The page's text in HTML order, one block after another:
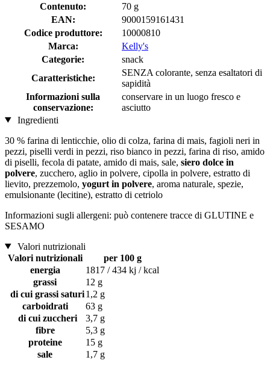
Contenuto:
70 g
EAN:
9000159161431
Codice produttore:
10000810
Marca:
Kelly's
Categorie:
snack
Caratteristiche:
SENZA colorante, senza esaltatori di
sapidità
Informazioni sulla
conservazione:
conservare in un luogo fresco e
asciutto
Ingredienti
30 % farina di lenticchie, olio di colza, farina di mais, fagioli neri in
pezzi, piselli verdi in pezzi, riso bianco in pezzi, farina di riso, amido
di piselli, fecola di patate, amido di mais, sale, siero dolce in
polvere, zucchero, aglio in polvere, cipolla in polvere, estratto di
lievito, prezzemolo, yogurt in polvere, aroma naturale, spezie,
emulsionante (lecitine), estratto di cetriolo
Informazioni sugli allergeni: può contenere tracce di GLUTINE e
SESAMO
Valori nutrizionali
Valori nutrizionali
per 100 g
energia
1817 / 434 kj / kcal
grassi
12 g
di cui grassi saturi1,2 g
carboidrati
63 g
di cui zuccheri
3,7 g
fibre
5,3 g
proteine
15 g
sale
1,7 g